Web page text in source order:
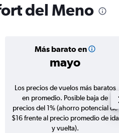
del Meno
Más barato en
mayo
Los precios de vuelos más baratos
en promedio. Posible baja de
precios del 1% (ahorro potencial de
$16 frente al precio promedio de ida
y vuelta).